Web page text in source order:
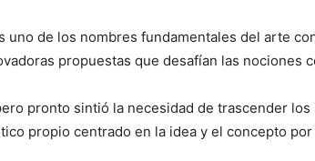
de los nombres fundamentales del arte
propuestas que desafían las nociones
pronto sintió la necesidad de trascender
propio centrado en la idea y el concepto